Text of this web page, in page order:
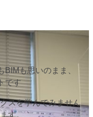
も思いのまま、
です
スを学んでみません
す。